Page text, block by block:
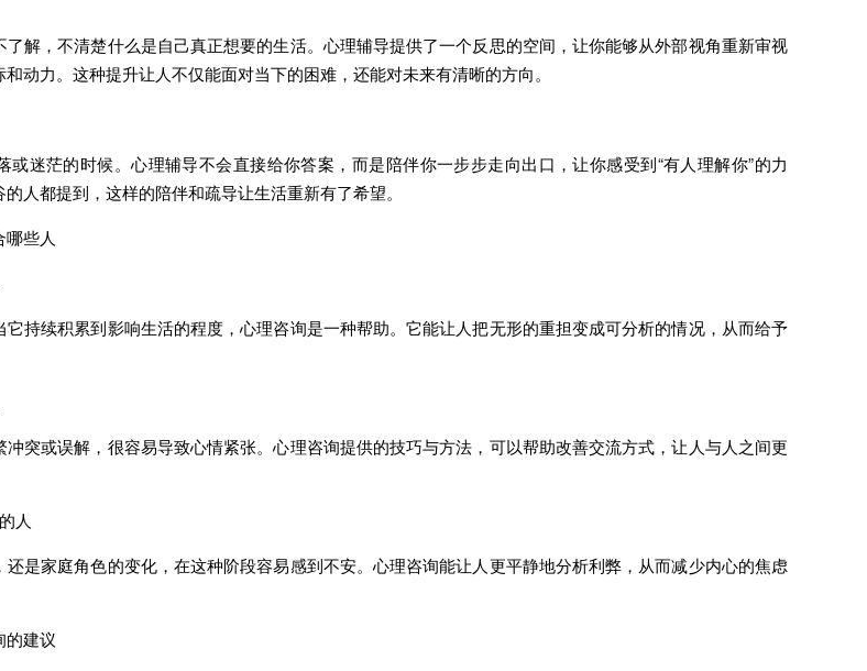
，不清楚什么是自己真正想要的生活。心理辅导提供了一个反思的空间，让你能够从外部视角重新审视
动力。这种提升让人不仅能面对当下的困难，还能对未来有清晰的方向。
迷茫的时候。心理辅导不会直接给你答案，而是陪伴你一步步走向出口，让你感受到“有人理解你”的力
人都提到，这样的陪伴和疏导让生活重新有了希望。
些人
续积累到影响生活的程度，心理咨询是一种帮助。它能让人把无形的重担变成可分析的情况，从而给予
或误解，很容易导致心情紧张。心理咨询提供的技巧与方法，可以帮助改善交流方式，让人与人之间更
人
家庭角色的变化，在这种阶段容易感到不安。心理咨询能让人更平静地分析利弊，从而减少内心的焦虑
建议